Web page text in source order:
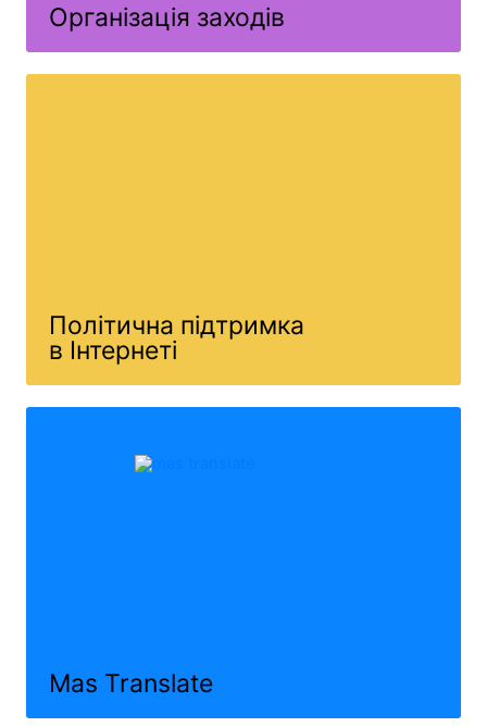
Організація заходів
Політична підтримка
в Інтернеті
Mas Translate